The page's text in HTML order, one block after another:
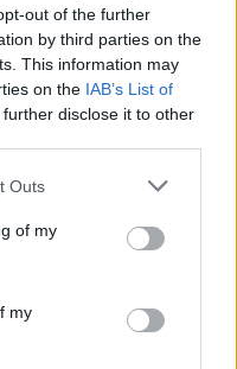
out of the further
by third parties on the
This information may
on the IAB’s List of
disclose it to other
Outs
of my
my
girone G con 8 squadre
la novità dei molisani del
dei 16esimi di
Cagliari, Sassari e
degli ottavi